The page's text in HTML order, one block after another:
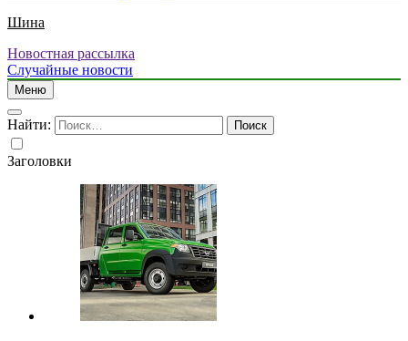
Шина
Новостная рассылка
Случайные новости
Меню
Найти:
Заголовки